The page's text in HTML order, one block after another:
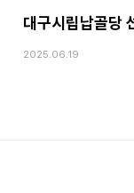
대구시립납골당
2025.06.19